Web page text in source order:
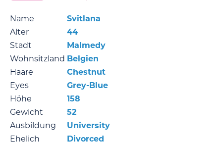
Name
Svitlana
Alter
44
Stadt
Malmedy
Wohnsitzland Belgien
Haare
Chestnut
Eyes
Grey-Blue
Höhe
158
Gewicht
52
Ausbildung
University
Ehelich
Divorced